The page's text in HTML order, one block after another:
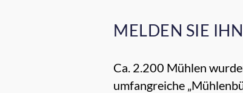
MELDEN SIE
Ca. 2.200 Mühlen
umfangreiche